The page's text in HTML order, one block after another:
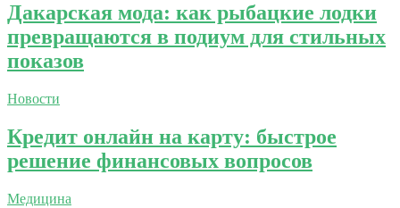
Дакарская мода: как рыбацкие лодки
превращаются в подиум для стильных
показов
Новости
Кредит онлайн на карту: быстрое
решение финансовых вопросов
Медицина